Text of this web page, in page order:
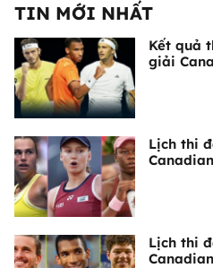
TIN MỚI NHẤT
Kết quả
giải
Lịch thi
Lịch thi